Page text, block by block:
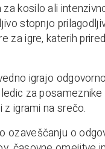
kosilo ali
stopnjo
za igre, katerih
igrajo
za posameznike
igrami na srečo.
ozaveščanju o